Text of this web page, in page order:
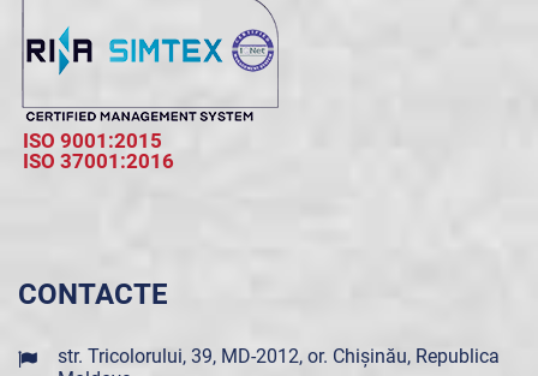
ISO 9001:2015
ISO 37001:2016
CONTACTE
str. Tricolorului, 39, MD-2012, or. Chișinău, Republica